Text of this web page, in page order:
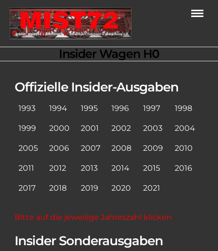
Insider Wagen H0
Offizielle Insider-Ausgaben
1993 1994 1995 1996 1997 1998
1999 2000 2001 2002 2003 2004
2005 2006 2007 2008 2009 2010
2011 2012 2013 2014 2015 2016
2017 2018 2019 2020 2021
Bitte auf die jeweilige Jahreszahl klicken
Insider Sonderausgaben